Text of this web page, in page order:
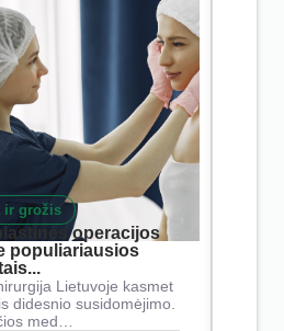
ir grožis
operacijos
populiariausios
Lietuvoje kasmet
didesnio susidomėjimo.
med…